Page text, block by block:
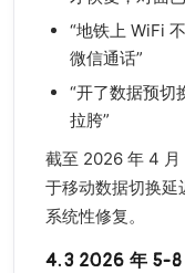
“地铁上 WiFi
微信通话”
“开了数据预切
拉胯”
截至 2026 年 4 月
于移动数据切换延
系统性修复。
4.3 2026 年 5-8